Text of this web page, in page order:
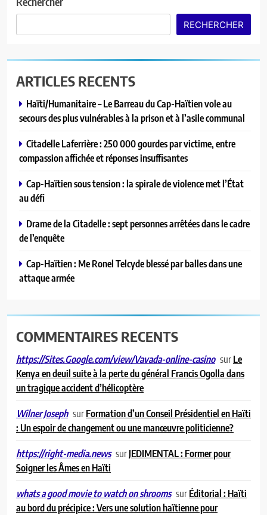
Ariana Milagro Lafond triomphe à
la finale du House of Challenge
Haïti/Humanitaire – Le Barreau du
Cap-Haïtien vole au secours des
l’asile communal
Citadelle Laferrière : 250 000
insuffisantes
spirale de violence met l’État au
défi
A LA UNE
4
Drame de la Citadelle : sept
personnes arrêtées dans le cadre
de l’enquête
A LA UNE
Cap-Haïtien : Me Ronel Telcyde
blessé par balles dans une attaque
armée
A LA UNE
RECHERCHER
ARTICLES RECENTS
Haïti/Humanitaire – Le Barreau du Cap-Haïtien vole au
secours des plus vulnérables à la prison et à l’asile communal
Citadelle Laferrière : 250 000 gourdes par victime, entre
compassion affichée et réponses insuffisantes
Cap-Haïtien sous tension : la spirale de violence met l’État
au défi
Drame de la Citadelle : sept personnes arrêtées dans le cadre
de l’enquête
Cap-Haïtien : Me Ronel Telcyde blessé par balles dans une
attaque armée
COMMENTAIRES RECENTS
https://Sites.Google.com/view/Vavada-online-casino surLe
Kenya en deuil suite à la perte du général Francis Ogolla dans
un tragique accident d’hélicoptère
Wilner Joseph surFormation d’un Conseil Présidentiel en Haïti
: Un espoir de changement ou une manœuvre politicienne?
https://right-media.news surJEDIMENTAL : Former pour
Soigner les Âmes en Haïti
whats a good movie to watch on shrooms surÉditorial : Haïti
au bord du précipice : Vers une solution haïtienne pour